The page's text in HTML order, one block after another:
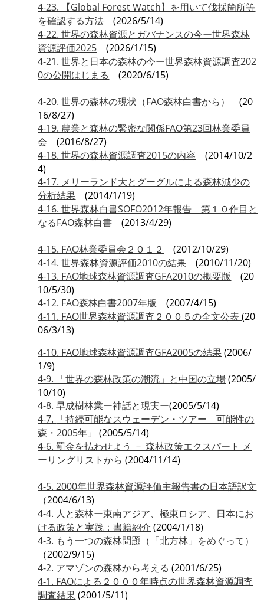
4-23. 【Global Forest Watch】を用いて伐採箇所等
を確認する方法 (2026/5/14)
4-22. 世界の森林資源とガバナンスの今ー世界森林
資源評価2025 (2026/1/15)
4-21. 世界と日本の森林の今ー世界森林資源調査202
0の公開はじまる
(2020/6/15)
4-20. 世界の森林の現状（FAO森林白書から）
(20
16/8/27)
4-19. 農業と森林の緊密な関係FAO第23回林業委員
会 (2016/8/27)
4-18. 世界の森林資源調査2015の内容 (2014/10/2
4)
4-17. メリーランド大とグーグルによる森林減少の
分析結果 (2014/1/19)
4-16. 世界森林白書SOFO2012年報告 第１０作目と
なるFAO森林白書 (2013/4/29)
4-15. FAO林業委員会２０１２
(2012/10/29)
4-14. 世界森林資源評価2010の結果 (2010/11/20)
4-13. FAO地球森林資源調査GFA2010の概要版
(20
10/5/30)
4-12. FAO森林白書2007年版
(2007/4/15)
4-11. FAO世界森林資源調査２００５の全文公表(20
06/3/13)
4-10. FAO地球森林資源調査GFA2005の結果(2006/
1/9)
4-9. 「世界の森林政策の潮流」と中国の立場(2005/
10/10)
4-8.早成樹林業ー神話と現実ー(2005/5/14)
4-7.
「持続可能なスウェーデン・ツアー 可能性の
森・2005年」 (2005/5/14)
4-6. 罰金を払わせよう － 森林政策エクスパート メ
ーリングリストから(2004/11/14)
4-5. 2000年世界森林資源評価主報告書の日本語訳文
（2004/6/13)
4-4. 人と森林ー東南アジア、極東ロシア、日本にお
ける政策と実践：書籍紹介 (2004/1/18)
4-3. もう一つの森林問題（「北方林」をめぐって）
（2002/9/15)
4-2. アマゾンの森林から考える (2001/6/25)
4-1. FAOによる２０００年時点の世界森林資源調査
調査結果 (2001/5/11)